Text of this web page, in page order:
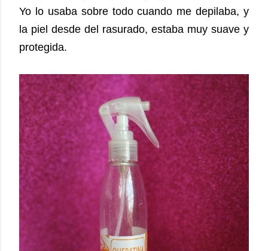
Yo lo usaba sobre todo cuando me depilaba, y
la piel desde del rasurado, estaba muy suave y
protegida.